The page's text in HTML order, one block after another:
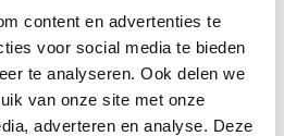
content en advertenties te
voor social media te bieden
te analyseren. Ook delen we
van onze site met onze
adverteren en analyse. Deze
het
een hybride